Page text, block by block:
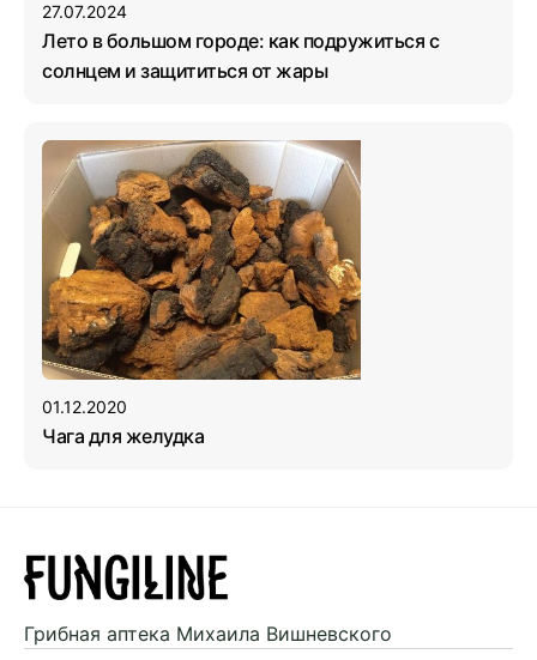
27.07.2024
Лето в большом городе: как подружиться с
солнцем и защититься от жары
01.12.2020
Чага для желудка
Грибная аптека Михаила Вишневского